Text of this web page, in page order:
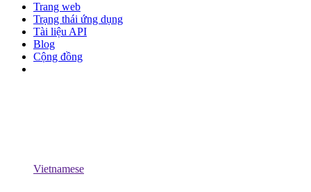
Trang web
Trạng thái ứng dụng
Tài liệu API
Blog
Cộng đồng
Vietnamese